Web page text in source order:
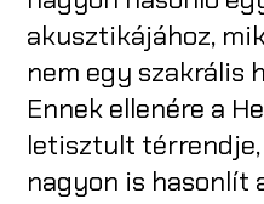
akusztikájához,
nem egy szakrális
Ennek ellenére a
letisztult
nagyon is hasonlít